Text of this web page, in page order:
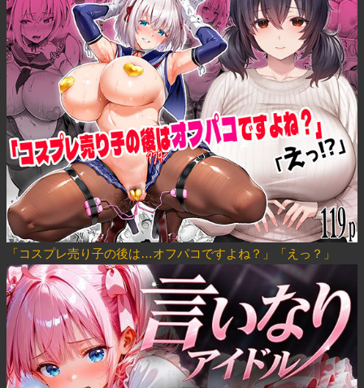
「コスプレ売り子の後は…オフパコですよね？」「えっ？」